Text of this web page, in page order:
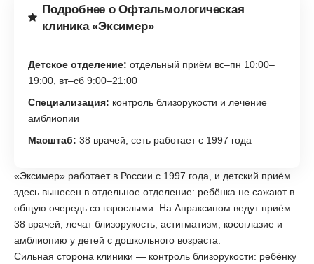
Подробнее о Офтальмологическая
клиника «Эксимер»
Детское отделение: отдельный приём вс–пн 10:00–
19:00, вт–сб 9:00–21:00
Специализация: контроль близорукости и лечение
амблиопии
Масштаб: 38 врачей, сеть работает с 1997 года
«Эксимер» работает в России с 1997 года, и детский приём
здесь вынесен в отдельное отделение: ребёнка не сажают в
общую очередь со взрослыми. На Апраксином ведут приём
38 врачей, лечат близорукость, астигматизм, косоглазие и
амблиопию у детей с дошкольного возраста.
Сильная сторона клиники — контроль близорукости: ребёнку